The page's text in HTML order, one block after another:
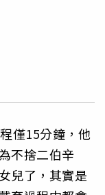
僅15分鐘，他
不捨二伯辛
兒了，其實是